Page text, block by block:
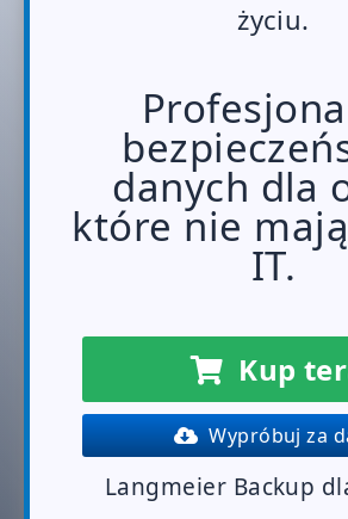
życiu.
danych dla
które nie
IT.
Kup
Wypróbuj za
Langmeier Backup